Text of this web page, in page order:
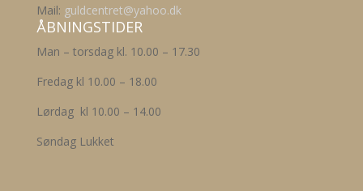
Mail: guldcentret@yahoo.dk
ÅBNINGSTIDER
Man – torsdag kl. 10.00 – 17.30
Fredag kl 10.00 – 18.00
Lørdag kl 10.00 – 14.00
Søndag Lukket